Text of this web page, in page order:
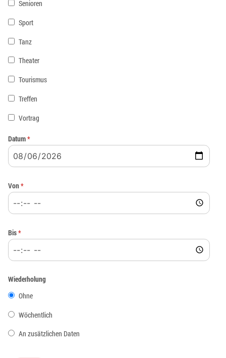
Senioren
Sport
Tanz
Theater
Tourismus
Treffen
Vortrag
Datum*
Von*
Bis*
Wiederholung
Ohne
Wöchentlich
An zusätzlichen Daten